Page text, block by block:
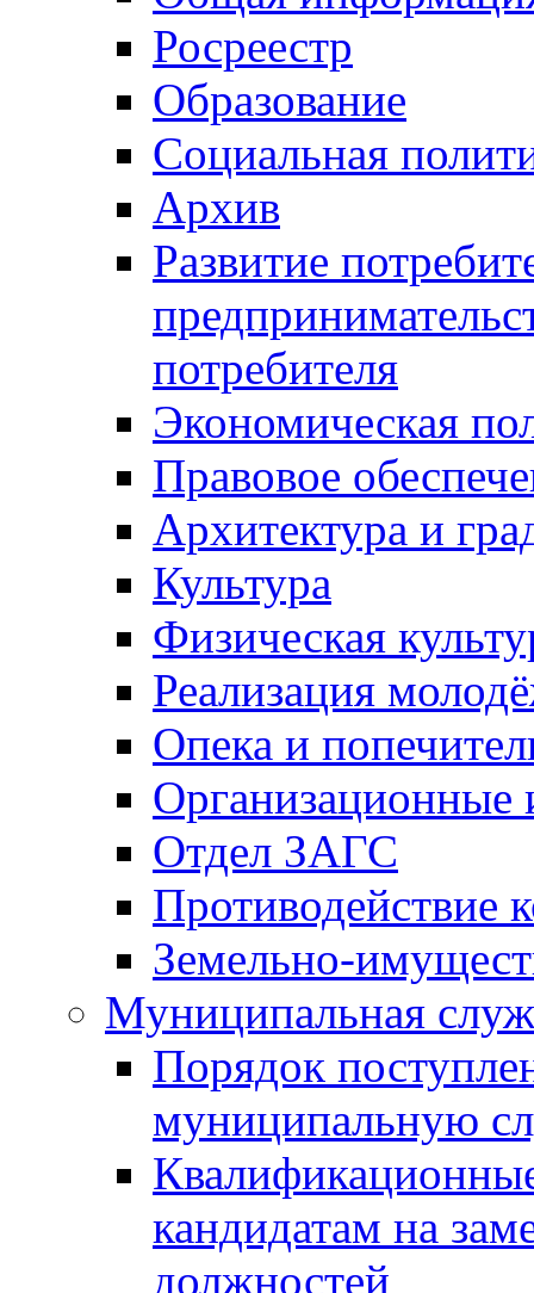
Росреестр
Образование
Социальная
Архив
Развитие
потребителя
Экономическая
Правовое
Архитектура и
Культура
Физическая
Реализация
Опека и
Отдел ЗАГС
Противодействие
Земельно-
Муниципальная
Порядок
муниципальную
кандидатам на
должностей